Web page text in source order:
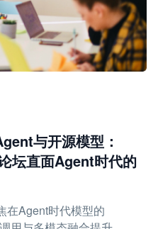
与开源模型：
坛直面Agent时代的
在Agent时代模型的